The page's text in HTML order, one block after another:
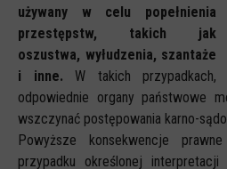
używany w celu popełnienia
przestępstw, takich jak
oszustwa, wyłudzenia, szantaże
i inne. W takich przypadkach,
odpowiednie organy państwowe
wszczynać postępowania karno-
Powyższe konsekwencje
przypadku określonej